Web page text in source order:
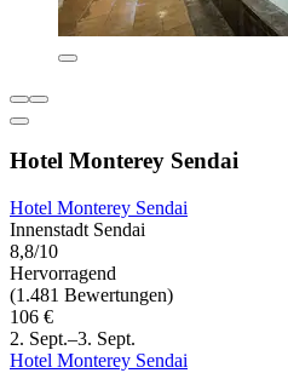
Hotel Monterey Sendai
Hotel Monterey Sendai
Innenstadt Sendai
8,8/10
Hervorragend
(1.481 Bewertungen)
106 €
2. Sept.–3. Sept.
Hotel Monterey Sendai